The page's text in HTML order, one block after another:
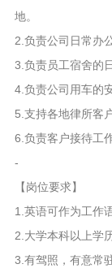
地。
2.负责公司日常办
3.负责员工宿舍的
4.负责公司用车的
5.支持各地律所客
6.负责客户接待工
-
【岗位要求】
1.英语可作为工作
2.大学本科以上学历
3.有驾照，有意常